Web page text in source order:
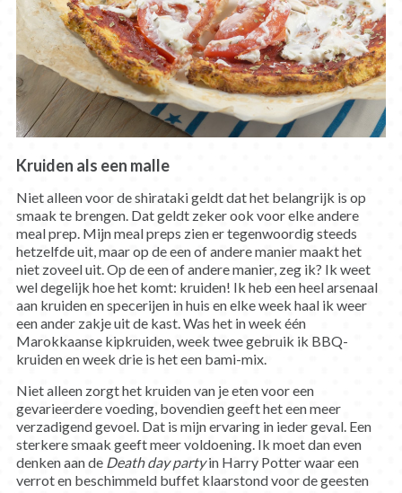
Kruiden als een malle
Niet alleen voor de shirataki geldt dat het belangrijk is op
smaak te brengen. Dat geldt zeker ook voor elke andere
meal prep. Mijn meal preps zien er tegenwoordig steeds
hetzelfde uit, maar op de een of andere manier maakt het
niet zoveel uit. Op de een of andere manier, zeg ik? Ik weet
wel degelijk hoe het komt: kruiden! Ik heb een heel arsenaal
aan kruiden en specerijen in huis en elke week haal ik weer
een ander zakje uit de kast. Was het in week één
Marokkaanse kipkruiden, week twee gebruik ik BBQ-
kruiden en week drie is het een bami-mix.
Niet alleen zorgt het kruiden van je eten voor een
gevarieerdere voeding, bovendien geeft het een meer
verzadigend gevoel. Dat is mijn ervaring in ieder geval. Een
sterkere smaak geeft meer voldoening. Ik moet dan even
denken aan de Death day partyin Harry Potter waar een
verrot en beschimmeld buffet klaarstond voor de geesten